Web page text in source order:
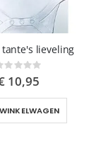
tante's lieveling
Rating:
10,95